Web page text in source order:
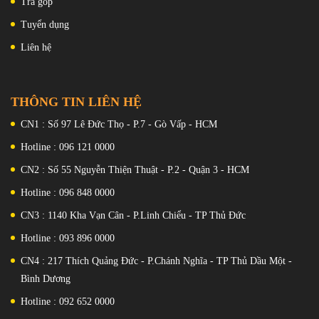
Màn hình có độ bao phủ gam màu 100% DCI-P3 với độ sâu
màu 10 bit. Độ sáng 1900 nits (tối đa) . Ảnh minh họa
Hơn nữa, máy hỗ trợ công nghệ HDR10+, hiển thị 100% gam màu
DCI-P3 và độ sáng tối đa 1.900 nits cho phép tăng cường độ tương
phản và gam màu rộng hơn. Điều này có nghĩa là nội dung HDR sẽ
vùng sáng và vùng tối.
Tuyển dụng
Liên hệ
THÔNG TIN LIÊN HỆ
CN1 : Số 97 Lê Đức Thọ - P.7 - Gò Vấp - HCM
Hotline : 096 121 0000
CN2 : Số 55 Nguyễn Thiện Thuật - P.2 - Quận 3 - HCM
Hotline : 096 848 0000
CN3 : 1140 Kha Vạn Cân - P.Linh Chiểu - TP Thủ Đức
Hotline : 093 896 0000
CN4 : 217 Thích Quảng Đức - P.Chánh Nghĩa - TP Thủ Dầu Một -
Bình Dương
Hotline : 092 652 0000